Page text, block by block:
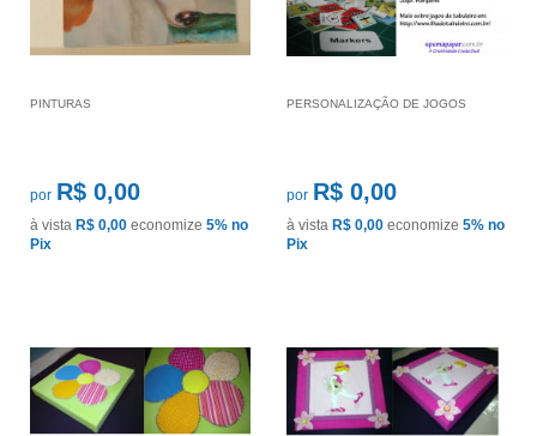
PINTURAS
por R$ 0,00
à vista R$ 0,00 economize 5% no
Pix
PERSONALIZAÇÃO DE JOGOS
por R$ 0,00
à vista R$ 0,00 economize 5% no
Pix